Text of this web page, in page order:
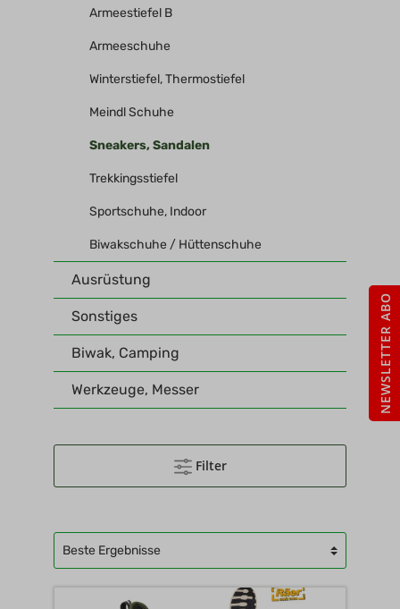
Armeestiefel B
Armeeschuhe
Winterstiefel, Thermostiefel
Meindl Schuhe
Sneakers, Sandalen
Trekkingsstiefel
Sportschuhe, Indoor
Biwakschuhe / Hüttenschuhe
Ausrüstung
Sonstiges
Biwak, Camping
Werkzeuge, Messer
Filter
NEWSLETTER ABO